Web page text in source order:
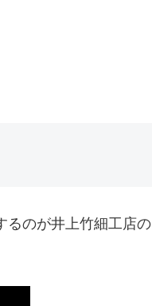
るのが井上竹細工店の